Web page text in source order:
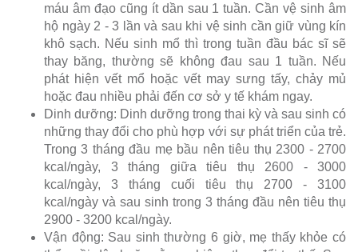
máu âm đạo cũng ít dần sau 1 tuần. Cần vệ sinh âm
hộ ngày 2 - 3 lần và sau khi vệ sinh cần giữ vùng kín
khô sạch. Nếu sinh mổ thì trong tuần đầu bác sĩ sẽ
thay băng, thường sẽ không đau sau 1 tuần. Nếu
phát hiện vết mổ hoặc vết may sưng tấy, chảy mủ
hoặc đau nhiều phải đến cơ sở y tế khám ngay.
Dinh dưỡng: Dinh dưỡng trong thai kỳ và sau sinh có
những thay đổi cho phù hợp với sự phát triển của trẻ.
Trong 3 tháng đầu mẹ bầu nên tiêu thụ 2300 - 2700
kcal/ngày, 3 tháng giữa tiêu thụ 2600 - 3000
kcal/ngày, 3 tháng cuối tiêu thụ 2700 - 3100
kcal/ngày và sau sinh trong 3 tháng đầu nên tiêu thụ
2900 - 3200 kcal/ngày.
Vận động: Sau sinh thường 6 giờ, mẹ thấy khỏe có